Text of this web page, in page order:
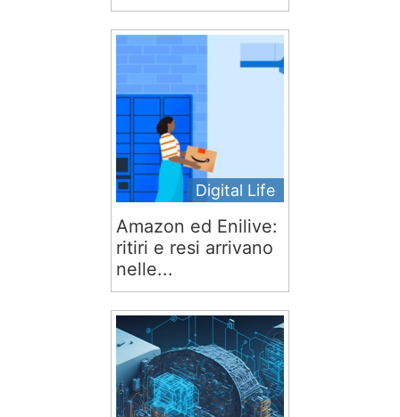
Digital Life
Amazon ed Enilive:
ritiri e resi arrivano
nelle...